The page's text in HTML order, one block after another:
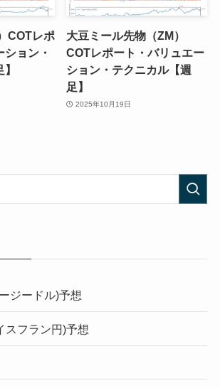
COTレポ
ョン・
大豆ミール先物（ZM）
COTレポート・バリュエー
ション・テクニカル【週
足】
2025年10月19日
ジードル)予想
スフラン円)予想